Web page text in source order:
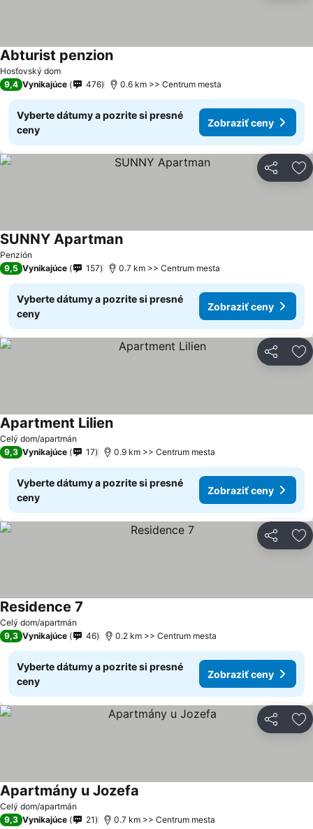
Hosťovský dom
Abturist penzion
9,4 Vynikajúce 476 0.6 km >> Centrum mesta
Vyberte dátumy a pozrite si presné
ceny
Zobraziť ceny
Zdieľať
Penzión
SUNNY Apartman
9,5 Vynikajúce 157 0.7 km >> Centrum mesta
Vyberte dátumy a pozrite si presné
ceny
Zobraziť ceny
Zdieľať
Celý dom/apartmán
Apartment Lilien
9,3 Vynikajúce 17 0.9 km >> Centrum mesta
Vyberte dátumy a pozrite si presné
ceny
Zobraziť ceny
Zdieľať
Celý dom/apartmán
Residence 7
9,3 Vynikajúce 46 0.2 km >> Centrum mesta
Vyberte dátumy a pozrite si presné
ceny
Zobraziť ceny
Zdieľať
Celý dom/apartmán
Apartmány u Jozefa
9,3 Vynikajúce 21 0.7 km >> Centrum mesta